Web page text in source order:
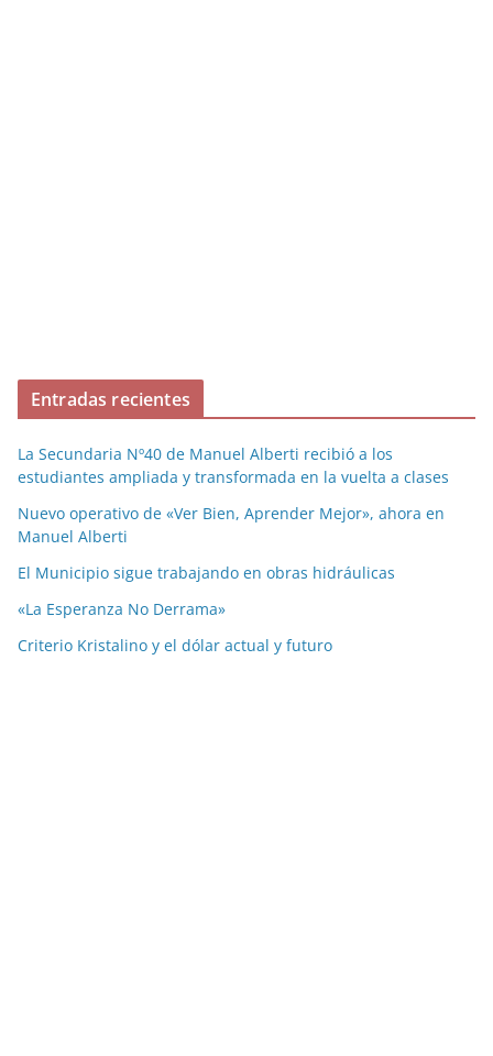
Entradas recientes
La Secundaria Nº40 de Manuel Alberti recibió a los
estudiantes ampliada y transformada en la vuelta a clases
Nuevo operativo de «Ver Bien, Aprender Mejor», ahora en
Manuel Alberti
El Municipio sigue trabajando en obras hidráulicas
«La Esperanza No Derrama»
Criterio Kristalino y el dólar actual y futuro